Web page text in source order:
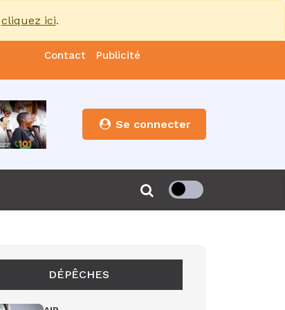
cliquez ici.
Contact Publicité
Se connecter
DÉPÊCHES